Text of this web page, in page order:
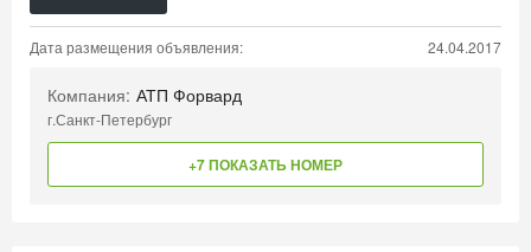
Дата размещения объявления: 24.04.2017
Компания: АТП Форвард
г.Санкт-Петербург
+7 ПОКАЗАТЬ НОМЕР